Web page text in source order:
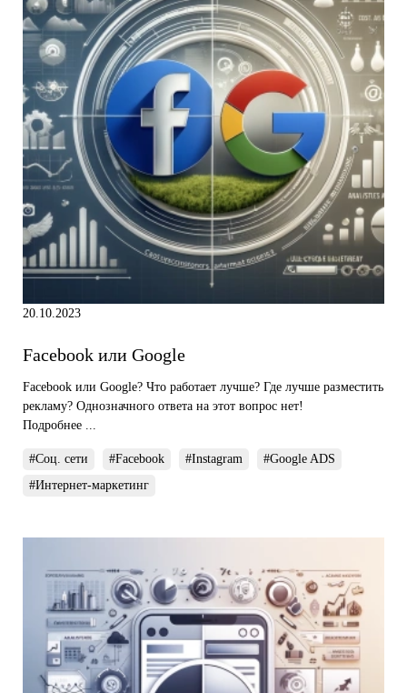
20.10.2023
Facebook или Google
Facebook или Google? Что работает лучше? Где лучше разместить
рекламу? Однозначного ответа на этот вопрос нет!
Подробнее ...
#Соц. сети #Facebook #Instagram
#Google ADS
#Интернет-маркетинг